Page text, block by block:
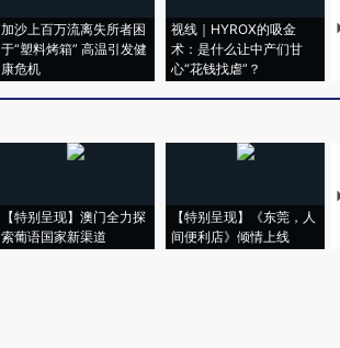
加沙上百万流离失所者困
于“塑料烤箱” 高温引发健
康危机
视线｜HYROX的吸金
术：是什么让中产们甘
心“花钱找虐”？
【特别呈现】澳门全力探
索葡语国家新渠道
【特别呈现】《东莞，人
间便利店》倾情上线